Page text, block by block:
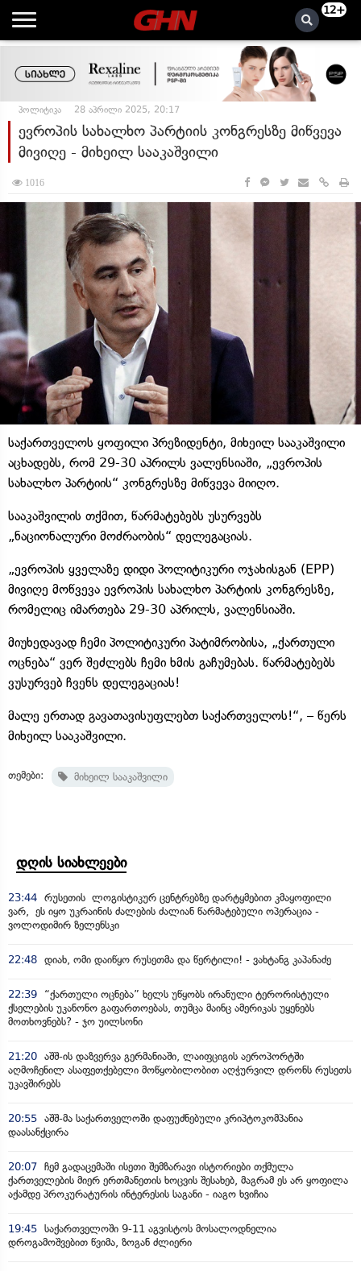
12+
პოლიტიკა 28 აპრილი 2025, 20:17
ევროპის სახალხო პარტიის კონგრესზე მიწვევა
მივიღე - მიხეილ სააკაშვილი
1016
საქართველოს ყოფილი პრეზიდენტი, მიხეილ სააკაშვილი
აცხადებს, რომ 29-30 აპრილს ვალენსიაში, „ევროპის
სახალხო პარტიის“ კონგრესზე მიწვევა მიიღო.
სააკაშვილის თქმით, წარმატებებს უსურვებს
„ნაციონალური მოძრაობის“ დელეგაციას.
„ევროპის ყველაზე დიდი პოლიტიკური ოჯახისგან (EPP)
მივიღე მოწვევა ევროპის სახალხო პარტიის კონგრესზე,
რომელიც იმართება 29-30 აპრილს, ვალენსიაში.
მიუხედავად ჩემი პოლიტიკური პატიმრობისა, „ქართული
ოცნება“ ვერ შეძლებს ჩემი ხმის გაჩუმებას. წარმატებებს
ვუსურვებ ჩვენს დელეგაციას!
მალე ერთად გავათავისუფლებთ საქართველოს!“, – წერს
მიხეილ სააკაშვილი.
თემები: მიხეილ სააკაშვილი
დღის სიახლეები
23:44 რუსეთის ლოგისტიკურ ცენტრებზე დარტყმებით კმაყოფილი
ვარ, ეს იყო უკრაინის ძალების ძალიან წარმატებული ოპერაცია -
ვოლოდიმირ ზელენსკი
22:48 დიახ, ომი დაიწყო რუსეთმა და წერტილი! - ვახტანგ კაპანაძე
22:39
“ქართული ოცნება” ხელს უწყობს ირანული ტერორისტული
ქსელების უკანონო გაფართოებას, თუმცა მაინც ამერიკას უყენებს
მოთხოვნებს? - ჯო უილსონი
21:20 აშშ-ის დაზვერვა გერმანიაში, ლაიფციგის აეროპორტში
აღმოჩენილ ასაფეთქებელი მოწყობილობით აღჭურვილ დრონს რუსეთს
უკავშირებს
20:55 აშშ-მა საქართველოში დაფუძნებული კრიპტოკომპანია
დაასანქცირა
20:07 ჩემ გადაცემაში ისეთი შემზარავი ისტორიები თქმულა
ქართველების მიერ ერთმანეთის ხოცვის შესახებ, მაგრამ ეს არ ყოფილა
აქამდე პროკურატურის ინტერესის საგანი - იაგო ხვიჩია
19:45 საქართველოში 9-11 აგვისტოს მოსალოდნელია
დროგამოშვებით წვიმა, ზოგან ძლიერი